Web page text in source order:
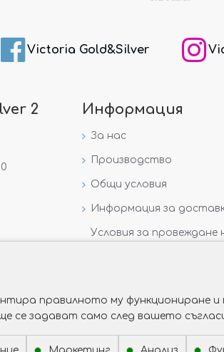
Victoria Gold&Silver
2 Информация
За нас
Производство
Общи условия
Информация за
Условия за провеждане
правилното му функциониране
се задават само след вашето